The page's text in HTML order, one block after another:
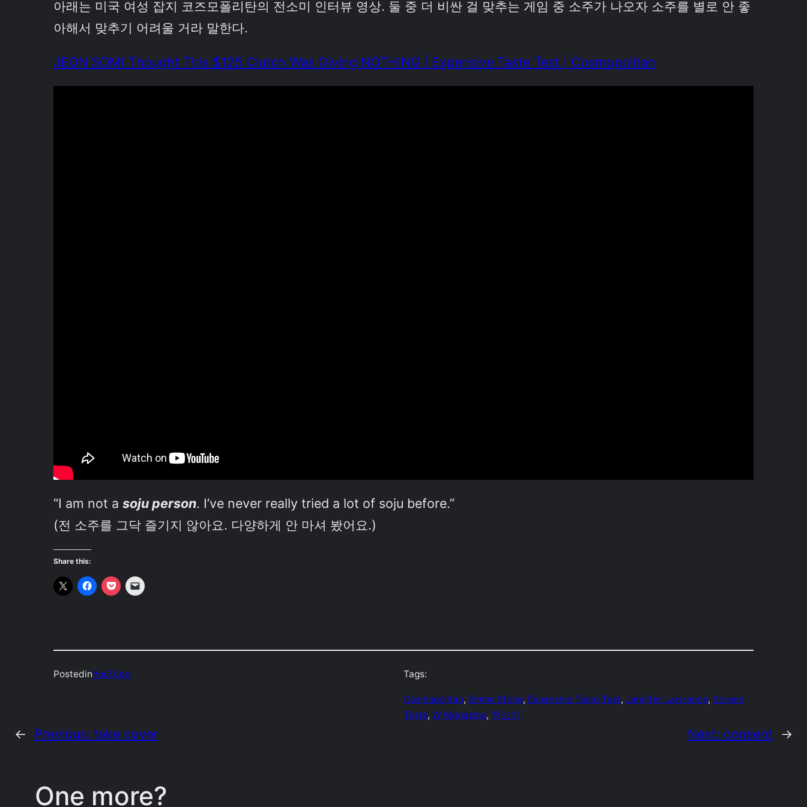
아래는 미국 여성 잡지 코즈모폴리탄의 전소미 인터뷰 영상. 둘 중 더 비싼 걸 맞추는 게임 중 소주가 나오자 소주를 별로 안 좋
아해서 맞추기 어려울 거라 말한다.
JEON SOMI Thought This $125 Clutch Was Giving NOTHING | Expensive Taste Test | Cosmopolitan
“I am not a soju person. I’ve never really tried a lot of soju before.”
(전 소주를 그닥 즐기지 않아요. 다양하게 안 마셔 봤어요.)
Share this:
PostedinYouTube Tags:
Cosmopolitan, Emma Stone, Expensive Taste Test, Jennifer Lawrence, Screen
Tests, W Magazine, 전소미
← Previous: take cover Next: consent →
One more?